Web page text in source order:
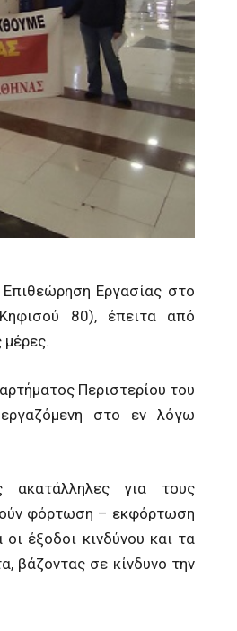
Εργασίας στο
80), έπειτα από
μέρες.
Περιστερίου του
στο εν λόγω
ακατάλληλες για τους
φόρτωση – εκφόρτωση
έξοδοι κινδύνου και τα
βάζοντας σε κίνδυνο την